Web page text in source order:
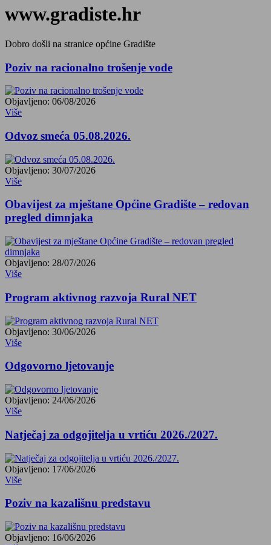
www.gradiste.hr
Dobro došli na stranice općine Gradište
Poziv na racionalno trošenje vode
Objavljeno: 06/08/2026
Više
Odvoz smeća 05.08.2026.
Objavljeno: 30/07/2026
Više
Obavijest za mještane Općine Gradište – redovan
pregled dimnjaka
Objavljeno: 28/07/2026
Više
Program aktivnog razvoja Rural NET
Objavljeno: 30/06/2026
Više
Odgovorno ljetovanje
Objavljeno: 24/06/2026
Više
Natječaj za odgojitelja u vrtiću 2026./2027.
Objavljeno: 17/06/2026
Više
Poziv na kazališnu predstavu
Objavljeno: 16/06/2026